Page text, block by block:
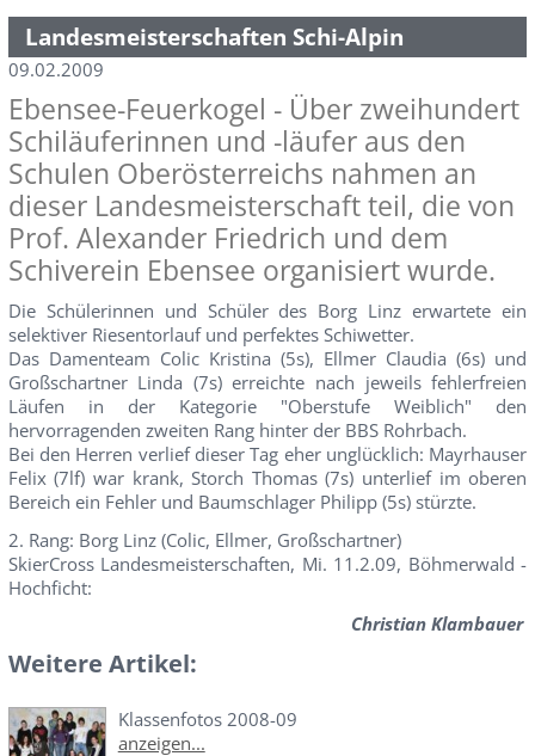
Landesmeisterschaften Schi-Alpin
09.02.2009
Ebensee-Feuerkogel - Über zweihundert
Schiläuferinnen und -läufer aus den
Schulen Oberösterreichs nahmen an
dieser Landesmeisterschaft teil, die von
Prof. Alexander Friedrich und dem
Schiverein Ebensee organisiert wurde.
Die Schülerinnen und Schüler des Borg Linz erwartete ein
selektiver Riesentorlauf und perfektes Schiwetter.
Das Damenteam Colic Kristina (5s), Ellmer Claudia (6s) und
Großschartner Linda (7s) erreichte nach jeweils fehlerfreien
Läufen in der Kategorie "Oberstufe Weiblich" den
hervorragenden zweiten Rang hinter der BBS Rohrbach.
Bei den Herren verlief dieser Tag eher unglücklich: Mayrhauser
Felix (7lf) war krank, Storch Thomas (7s) unterlief im oberen
Bereich ein Fehler und Baumschlager Philipp (5s) stürzte.
2. Rang: Borg Linz (Colic, Ellmer, Großschartner)
SkierCross Landesmeisterschaften, Mi. 11.2.09, Böhmerwald -
Hochficht:
Christian Klambauer
Weitere Artikel:
Klassenfotos 2008-09
anzeigen...